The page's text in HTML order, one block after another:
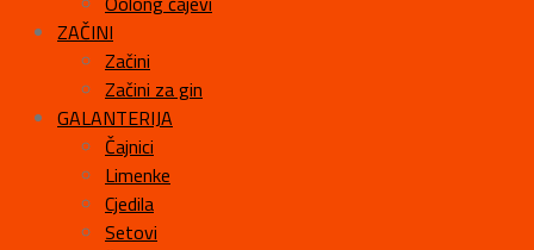
ZAČINI
Začini
Začini za gin
GALANTERIJA
Čajnici
Limenke
Cjedila
Setovi